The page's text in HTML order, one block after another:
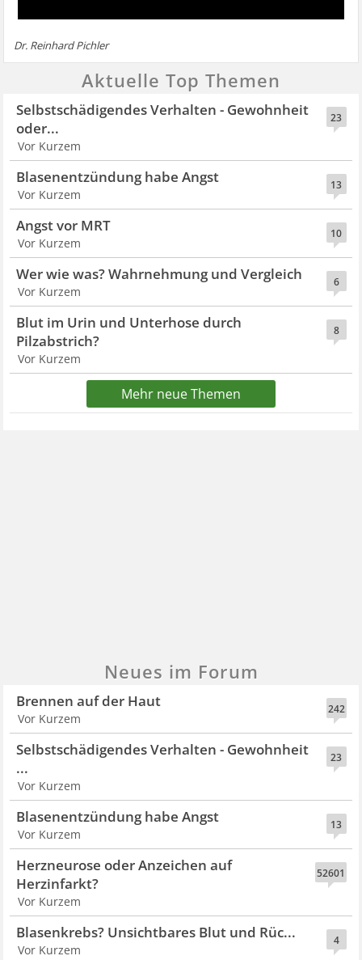
Dr. Reinhard Pichler
Aktuelle Top Themen
23
Selbstschädigendes Verhalten - Gewohnheit
oder...
Vor Kurzem
13
Blasenentzündung habe Angst
Vor Kurzem
10
Angst vor MRT
Vor Kurzem
6
Wer wie was? Wahrnehmung und Vergleich
Vor Kurzem
8
Blut im Urin und Unterhose durch
Pilzabstrich?
Vor Kurzem
Mehr neue Themen
Neues im Forum
242
Brennen auf der Haut
Vor Kurzem
23
Selbstschädigendes Verhalten - Gewohnheit
...
Vor Kurzem
13
Blasenentzündung habe Angst
Vor Kurzem
52601
Herzneurose oder Anzeichen auf
Herzinfarkt?
Vor Kurzem
4
Blasenkrebs? Unsichtbares Blut und Rüc...
Vor Kurzem